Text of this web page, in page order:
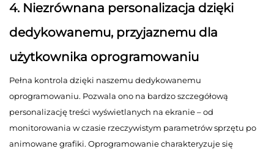
4. Niezrównana personalizacja dzięki
dedykowanemu, przyjaznemu dla
użytkownika oprogramowaniu
Pełna kontrola dzięki naszemu dedykowanemu
oprogramowaniu. Pozwala ono na bardzo szczegółową
personalizację treści wyświetlanych na ekranie – od
monitorowania w czasie rzeczywistym parametrów sprzętu po
animowane grafiki. Oprogramowanie charakteryzuje się